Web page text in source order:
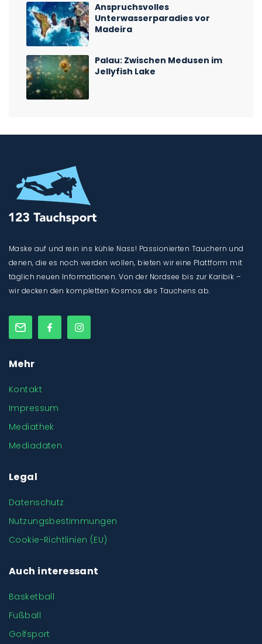
Anspruchsvolles
Unterwasserparadies vor
Madeira
Palau: Zwischen Medusen im
Jellyfish Lake
Maske auf und rein ins kühle Nass! Passionierten Tauchern und
denen, die es noch werden wollen, bieten wir eine Plattform mit
täglich neuen Informationen. Von der Nordsee bis zur Karibik –
wir decken den kompletten Kosmos des Tauchens ab.
Mehr
Kontakt
Impressum
Mediathek
Mediadaten
Legal
Datenschutz
Nutzungsbestimmungen
Cookie-Richtlinien (EU)
Auch interessant
Basketball
Fußball
Golfsport